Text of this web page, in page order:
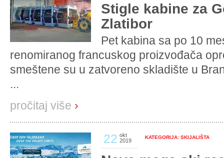
Stigle kabine za
Zlatibor
Pet kabina sa po 10
renomiranog francuskog proizvođača
smeštene su u zatvoreno skladište u
...
pročitaj više ›
22 okt
2019
KATEGORIJA: SKIJALIŠTA